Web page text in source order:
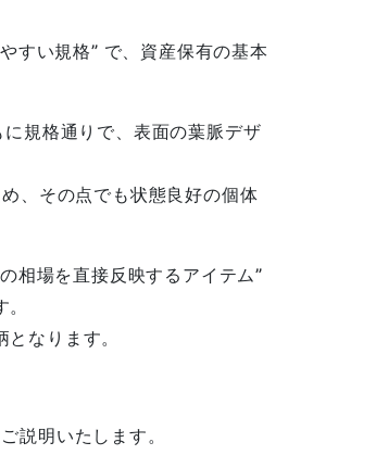
すい規格” で、資産保有の基本
規格通りで、表面の葉脈デザ
、その点でも状態良好の個体
相場を直接反映するアイテム”
なります。
説明いたします。